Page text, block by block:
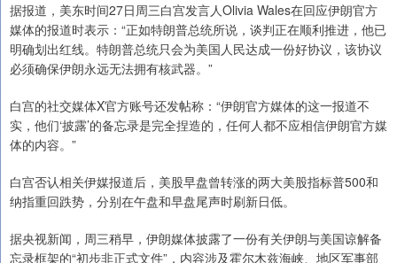
据报道，美东时间27日周三白宫发言人Olivia Wales在回应伊朗官方
媒体的报道时表示：“正如特朗普总统所说，谈判正在顺利推进，他已
明确划出红线。特朗普总统只会为美国人民达成一份好协议，该协议
必须确保伊朗永远无法拥有核武器。”
白宫的社交媒体X官方账号还发帖称：“伊朗官方媒体的这一报道不
实，他们‘披露’的备忘录是完全捏造的，任何人都不应相信伊朗官方媒
体的内容。”
白宫否认相关伊媒报道后，美股早盘曾转涨的两大美股指标普500和
纳指重回跌势，分别在午盘和早盘尾声时刷新日低。
据央视新闻，周三稍早，伊朗媒体披露了一份有关伊朗与美国谅解备
忘录框架的“初步非正式文件”，内容涉及霍尔木兹海峡、地区军事部